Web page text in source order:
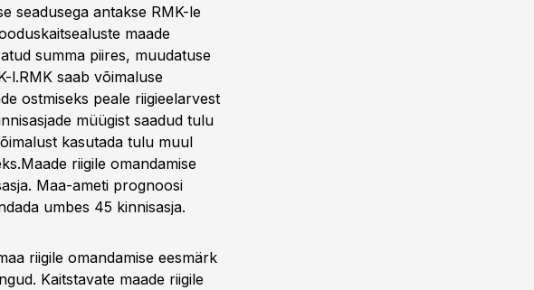
seadusega antakse RMK-le
maade
summa piires, muudatuse
l.RMK saab võimaluse
ostmiseks peale riigieelarvest
müügist saadud tulu
kasutada tulu muul
riigile omandamise
Maa-ameti prognoosi
umbes 45 kinnisasja.
riigile omandamise eesmärk
Kaitstavate maade riigile